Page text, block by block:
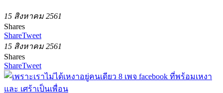
15 สิงหาคม 2561
Shares
ShareTweet
15 สิงหาคม 2561
Shares
ShareTweet